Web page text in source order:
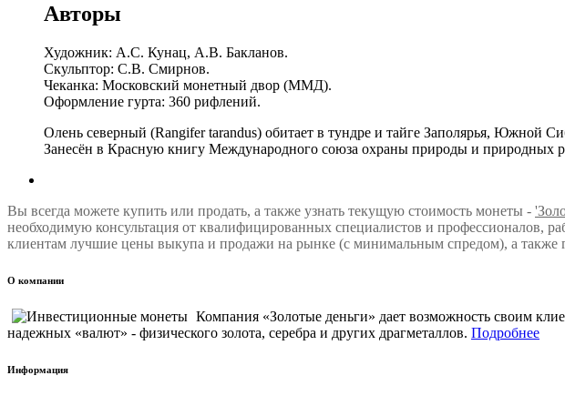
Авторы
Художник: А.С. Кунац, А.В. Бакланов.
Скульптор: С.В. Смирнов.
Чеканка: Московский монетный двор (ММД).
Оформление гурта: 360 рифлений.
Олень северный (Rangifer tarandus) обитает в тундре и тайге Заполярья, Южной
Занесён в Красную книгу Международного союза охраны природы и природных
Вы всегда можете купить или продать, а также узнать текущую стоимость монеты -
необходимую консультация от квалифицированных специалистов и
клиентам лучшие цены выкупа и продажи на рынке (с минимальным спредом), а также
О компании
Компания «Золотые деньги» дает возможность своим
надежных «валют» - физического золота, серебра и других драгметаллов. Подробнее
Информация